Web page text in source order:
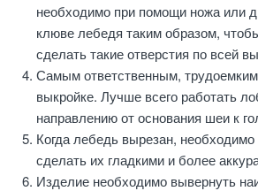
необходимо при помощи ножа или
клюве лебедя таким образом,
сделать такие отверстия по всей
Самым ответственным,
выкройке. Лучше всего работать
направлению от основания шеи к
Когда лебедь вырезан,
сделать их гладкими и более
Изделие необходимо вывернуть